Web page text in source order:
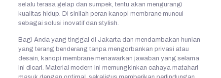
selalu terasa gelap dan sumpek, tentu akan mengurangi
kualitas hidup. Di sinilah peran kanopi membrane muncul
sebagai solusi inovatif dan stylish.
Bagi Anda yang tinggal di Jakarta dan mendambakan hunian
yang terang benderang tanpa mengorbankan privasi atau
desain, kanopi membrane menawarkan jawaban yang selama
ini dicari. Material modern ini memungkinkan cahaya matahari